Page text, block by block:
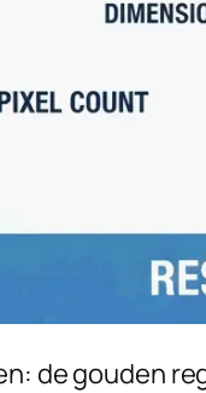
de gouden